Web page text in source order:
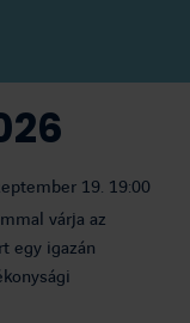
19. 19:00
várja az
egy igazán